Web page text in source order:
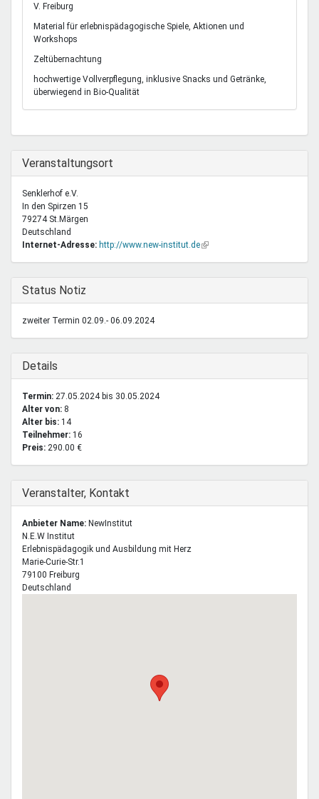
V. Freiburg
Material für erlebnispädagogische Spiele, Aktionen und
Workshops
Zeltübernachtung
hochwertige Vollverpflegung, inklusive Snacks und Getränke,
überwiegend in Bio-Qualität
Ausblenden
Veranstaltungsort
Senklerhof e.V.
In den Spirzen 15
79274 St.Märgen
Deutschland
Internet-Adresse: http://www.new-institut.de(Link
Ausblenden
Status Notiz
zweiter Termin 02.09.- 06.09.2024
Ausblenden
Details
Termin: 27.05.2024bis 30.05.2024
Alter von: 8
Alter bis: 14
Teilnehmer: 16
Preis: 290.00 €
Ausblenden
Veranstalter, Kontakt
Anbieter Name: NewInstitut
N.E.W Institut
Erlebnispädagogik und Ausbildung mit Herz
Marie-Curie-Str.1
79100 Freiburg
Deutschland